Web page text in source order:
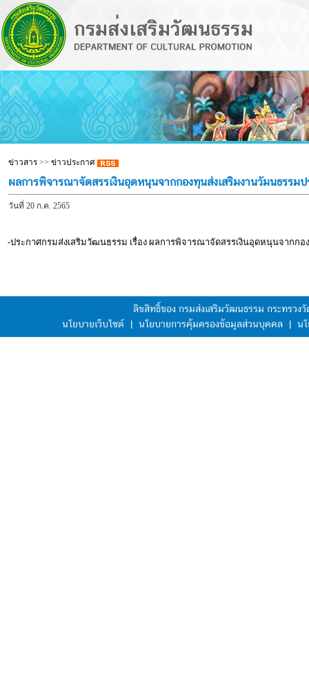
ข่าวสาร>> ข่าวประกาศ
ผลการพิจารณาจัดสรรเงินอุดหนุนจากกองทุนส่งเสริมงานวัมนธร
วันที่ 20 ก.ค. 2565
-ประกาศกรมส่งเสริมวัฒนธรรม เรื่อง ผลการพิจารณาจัดสรรเงินอุดหนุนจาก
ลิขสิทธิ์ของ กรมส่งเสริมวัฒนธรรม กระทรว
นโยบายเว็บไซต์
| นโยบายการคุ้มครองข้อมูลส่วนบุคคล | น